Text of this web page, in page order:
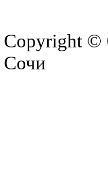
Copyright ©
Сочи